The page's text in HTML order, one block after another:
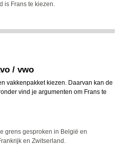
is Frans te kiezen.
/ vwo
vakkenpakket kiezen. Daarvan kan de
vind je argumenten om Frans te
grens gesproken in België en
en Zwitserland.